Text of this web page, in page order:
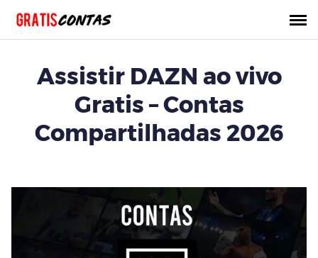
छोड़कर
सामग्री
Assistir DAZN ao vivo
Gratis – Contas
Compartilhadas 2026